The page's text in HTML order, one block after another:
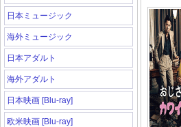
日本ミュージック
海外ミュージック
日本アダルト
海外アダルト
日本映画 [Blu-ray]
欧米映画 [Blu-ray]